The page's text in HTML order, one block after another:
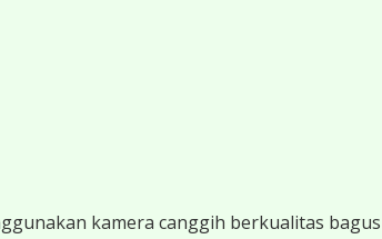
kamera canggih berkualitas